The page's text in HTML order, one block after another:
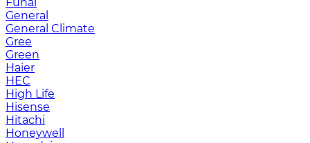
General
General Climate
Gree
Green
Haier
HEC
High Life
Hisense
Hitachi
Honeywell